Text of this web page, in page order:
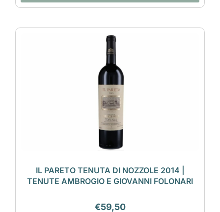
IL PARETO TENUTA DI NOZZOLE 2014 |
TENUTE AMBROGIO E GIOVANNI FOLONARI
€59,50